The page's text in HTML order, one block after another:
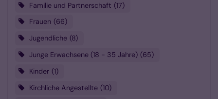
Familie und Partnerschaft 17
Frauen
66
Jugendliche 8
Junge Erwachsene (18 - 35 Jahre) 65
Kinder 1
Kirchliche Angestellte 10